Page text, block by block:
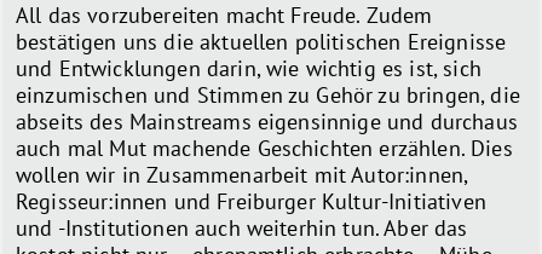
All das vorzubereiten macht Freude. Zudem
bestätigen uns die aktuellen politischen Ereignisse
und Entwicklungen darin, wie wichtig es ist, sich
einzumischen und Stimmen zu Gehör zu bringen, die
abseits des Mainstreams eigensinnige und durchaus
auch mal Mut machende Geschichten erzählen. Dies
wollen wir in Zusammenarbeit mit Autor:innen,
Regisseur:innen und Freiburger Kultur-Initiativen
und -Institutionen auch weiterhin tun. Aber das